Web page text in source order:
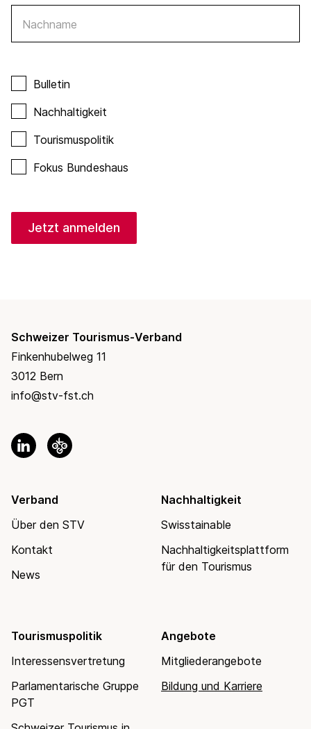
Nachname
Bulletin
Nachhaltigkeit
Tourismuspolitik
Fokus Bundeshaus
Jetzt anmelden
Schweizer Tourismus-Verband
Finkenhubelweg 11
3012 Bern
info@stv-fst.ch
Verband
Über den STV
Kontakt
News
Nachhaltigkeit
Swisstainable
Nachhaltigkeitsplattform
für den Tourismus
Tourismuspolitik
Interessensvertretung
Parlamentarische Gruppe
PGT
Angebote
Mitgliederangebote
Bildung und Karriere